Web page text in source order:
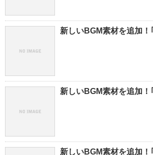
新しいBGM素材を追加！
新しいBGM素材を追加
新しいBGM素材を追加